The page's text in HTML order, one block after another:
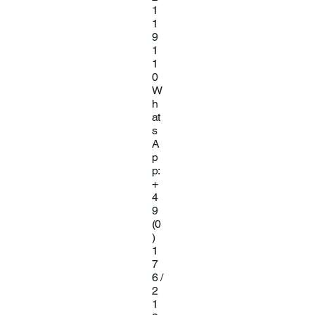
1
1
9
1
1
0
W
h
at
s
A
p
p:
+
4
9
(0
)
1
7
6 /
2
1